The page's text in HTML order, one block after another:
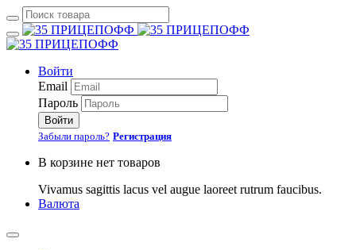
Войти
Email
Пароль
Войти
Забыли пароль? Регистрация
В корзине нет товаров
Vivamus sagittis lacus vel augue laoreet rutrum faucibus.
Валюта